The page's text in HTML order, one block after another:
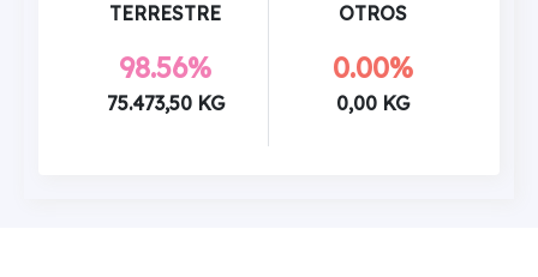
TERRESTRE
98.56%
75.473,50 KG
OTROS
0.00%
0,00 KG